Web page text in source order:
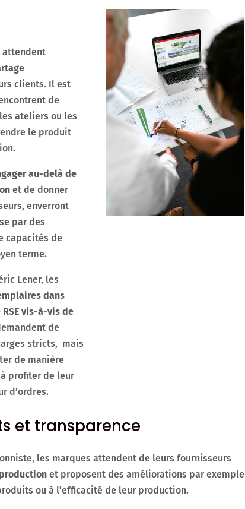
attendent
clients. Il est
de
ateliers ou les
le produit
au-delà de
et de donner
enverront
par des
capacités de
terme.
Lener, les
dans
vis-à-vis de
de
stricts, mais
de manière
profiter de leur
d’ordres.
et transparence
les marques attendent de leurs fournisseurs
et proposent des améliorations par exemple
ou à l’efficacité de leur production.